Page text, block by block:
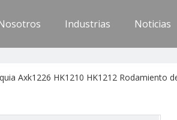
Industrias Noticias
Axk1226 HK1210 HK1212 Rodamiento